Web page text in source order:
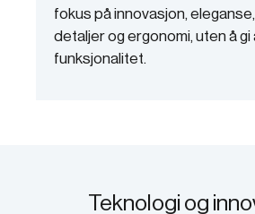
fokus på innovasjon,
detaljer og ergonomi, uten å gi
funksjonalitet.
Teknologi og